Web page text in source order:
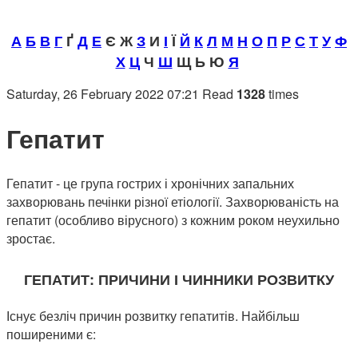
А Б В Г ҐД ЕЄ ЖЗ И ІЇЙ КЛ М Н О П РСТУФ
Х ЦЧ Ш Щ Ь Ю Я
Saturday, 26 February 2022 07:21 Read 1328times
Гепатит
Гепатит - це група гострих і хронічних запальних
захворювань печінки різної етіології. Захворюваність на
гепатит (особливо вірусного) з кожним роком неухильно
зростає.
ГЕПАТИТ: ПРИЧИНИ І ЧИННИКИ РОЗВИТКУ
Існує безліч причин розвитку гепатитів. Найбільш
поширеними є: